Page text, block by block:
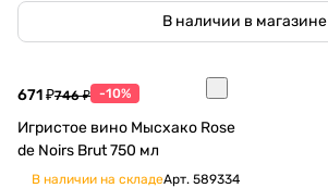
В наличии в магазине
671 ₽746 ₽ -10%
Игристое вино Мысхако Rose
de Noirs Brut 750 мл
В наличии на складеАрт. 589334